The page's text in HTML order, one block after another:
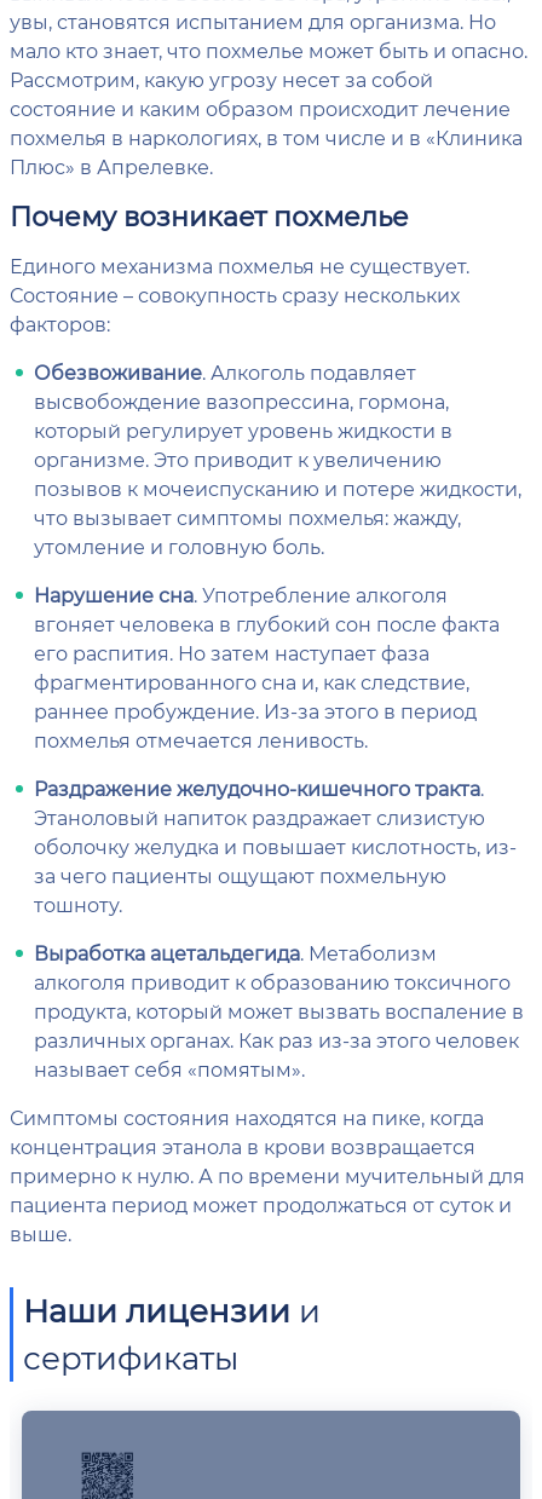
увы, становятся испытанием для организма. Но
мало кто знает, что похмелье может быть и опасно.
Рассмотрим, какую угрозу несет за собой
состояние и каким образом происходит лечение
похмелья в наркологиях, в том числе и в «Клиника
Плюс» в Апрелевке.
Почему возникает похмелье
Единого механизма похмелья не существует.
Состояние – совокупность сразу нескольких
факторов:
Обезвоживание. Алкоголь подавляет
высвобождение вазопрессина, гормона,
который регулирует уровень жидкости в
организме. Это приводит к увеличению
позывов к мочеиспусканию и потере жидкости,
что вызывает симптомы похмелья: жажду,
утомление и головную боль.
Нарушение сна. Употребление алкоголя
вгоняет человека в глубокий сон после факта
его распития. Но затем наступает фаза
фрагментированного сна и, как следствие,
раннее пробуждение. Из-за этого в период
похмелья отмечается ленивость.
Раздражение желудочно-кишечного тракта.
Этаноловый напиток раздражает слизистую
оболочку желудка и повышает кислотность, из-
за чего пациенты ощущают похмельную
тошноту.
Выработка ацетальдегида. Метаболизм
алкоголя приводит к образованию токсичного
продукта, который может вызвать воспаление в
различных органах. Как раз из-за этого человек
называет себя «помятым».
Симптомы состояния находятся на пике, когда
концентрация этанола в крови возвращается
примерно к нулю. А по времени мучительный для
пациента период может продолжаться от суток и
выше.
Наши лицензии и
сертификаты